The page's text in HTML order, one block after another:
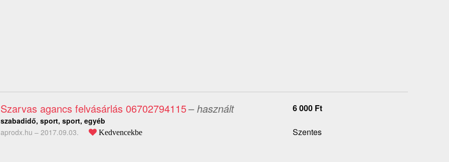
Szarvas agancs felvásárlás 06702794115– használt
szabadidő, sport, sport, egyéb
aprodx.hu – 2017.09.03. Kedvencekbe
6 000 Ft
Szentes